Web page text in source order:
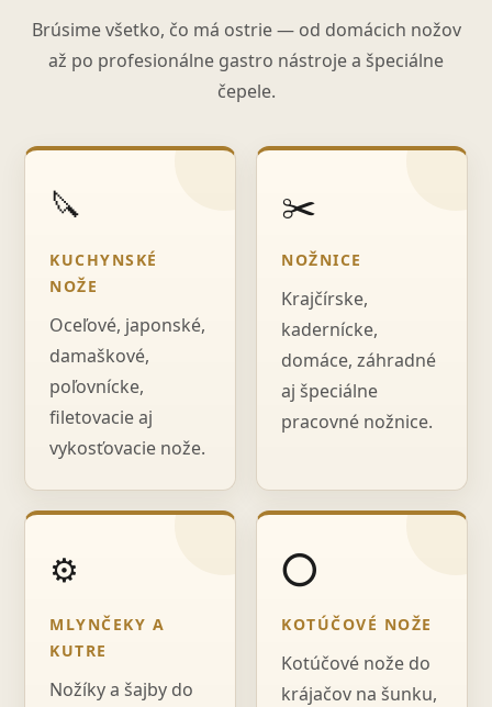
Brúsime všetko, čo má ostrie — od domácich nožov
až po profesionálne gastro nástroje a špeciálne
čepele.
🔪
KUCHYNSKÉ
NOŽE
Oceľové, japonské,
damaškové,
poľovnícke,
filetovacie aj
vykosťovacie nože.
✂️
NOŽNICE
Krajčírske,
kadernícke,
domáce, záhradné
aj špeciálne
pracovné nožnice.
⚙️
MLYNČEKY A
KUTRE
Nožíky a šajby do
⭕
KOTÚČOVÉ NOŽE
Kotúčové nože do
krájačov na šunku,